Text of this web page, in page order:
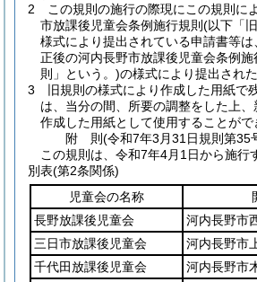
2
この規則の施行の際現にこの規則に
市放課後児童会条例施行規則 (以下「
様式により提出されている申請書等
正後の河内長野市放課後児童会条例施
則」という。)の様式により提出され
3
旧規則の様式により作成した用紙で
は、当分の間、所要の調整をした上、
作成した用紙として使用することがで
附 則(令和7年3月31日規則第35
この規則は、令和7年4月1日から施行
別表(第2条関係)
児童会の名称
長野放課後児童会
河内長野市
三日市放課後児童会
河内長野市
千代田放課後児童会
河内長野市